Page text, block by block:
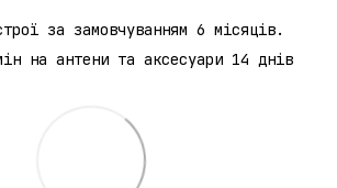
за замовчуванням 6 місяців.
на антени та аксесуари 14 днів